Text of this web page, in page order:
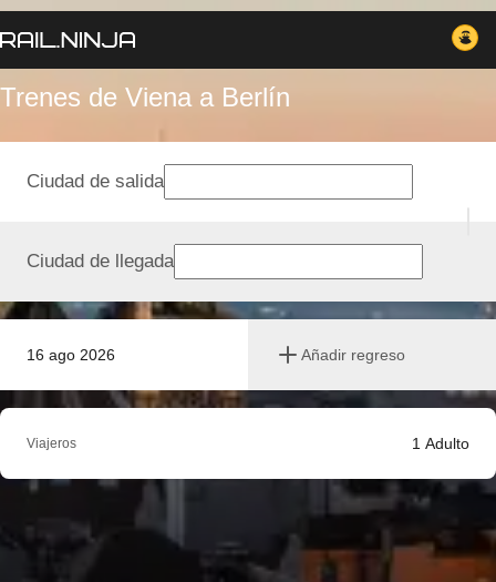
Trenes de Viena a Berlín
16 ago 2026 Añadir regreso
Ciudad de salida
Ciudad de llegada
Viajeros 1 Adulto